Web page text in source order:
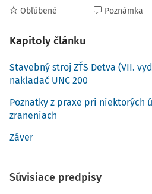
Obľúbené Poznámka
Kapitoly článku
Stavebný stroj ZŤS Detva (VII.
nakladač UNC 200
Poznatky z praxe pri niektorých
zraneniach
Záver
Súvisiace predpisy